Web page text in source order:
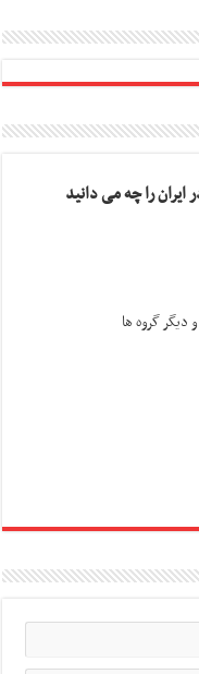
را چه می دانید
گروه ها